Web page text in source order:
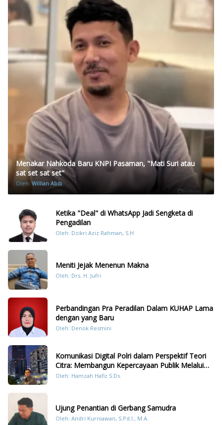
Menakar Nahkoda Baru KNPI Pasaman, "Mati Suri atau
sat set sat set"
Oleh:Willian Abib
Ketika "Deal" di WhatsApp Jadi Sengketa di
Pengadilan
Oleh: Dzikri Aziz Rahman, S.H
Meniti Jejak Menenun Makna
Oleh: Drs. H. Jufri
Perbandingan Pra Peradilan Dalam KUHAP Lama
dengan yang Baru
Oleh: Denok Resmini
Komunikasi Digital Polri dalam Perspektif Teori
Citra: Membangun Kepercayaan Publik Melalui
Konten Humanis Kesiapsiagaan Bencana di
Oleh: Hamzah Hafiz S.Ds.
Ujung Penantian di Gerbang Samudra
Oleh: Andri Kurniawan, S.Pd.I., M.A.